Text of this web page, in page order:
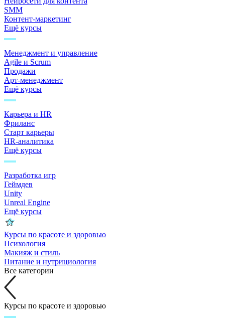
SMM
Контент-маркетинг
Ещё курсы
Менеджмент и управление
Agile и Scrum
Продажи
Арт-менеджмент
Ещё курсы
Карьера и HR
Фриланс
Старт карьеры
HR-аналитика
Ещё курсы
Разработка игр
Геймдев
Unity
Unreal Engine
Ещё курсы
Курсы по красоте и здоровью
Психология
Макияж и стиль
Питание и нутрициология
Все категории
Курсы по красоте и здоровью